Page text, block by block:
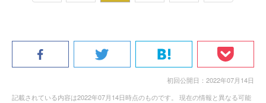
初回公開日：2022年07月14日
記載されている内容は2022年07月14日時点のものです。 現在の情報と異なる可能